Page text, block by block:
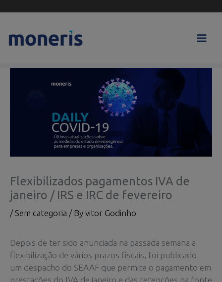
Flexibilizados pagamentos IVA de
janeiro / IRS e IRC de fevereiro
/Sem categoria / By vitor Godinho
Depois de ter sido anunciada na passada semana a
flexibilização de vários prazos fiscais, foi publicado
um despacho do SEAAF que permite o pagamento em
prestações do IVA de janeiro e das retenções na fonte